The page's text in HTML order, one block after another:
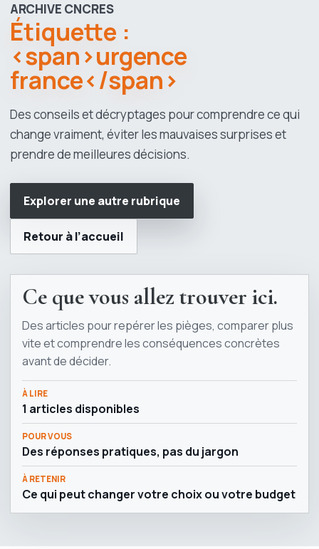
ARCHIVE CNCRES
Étiquette :
<span>urgence
france</span>
Des conseils et décryptages pour comprendre ce qui
change vraiment, éviter les mauvaises surprises et
prendre de meilleures décisions.
Explorer une autre rubrique
Retour à l’accueil
Ce que vous allez trouver ici.
Des articles pour repérer les pièges, comparer plus
vite et comprendre les conséquences concrètes
avant de décider.
À LIRE
1 articles disponibles
POUR VOUS
Des réponses pratiques, pas du jargon
À RETENIR
Ce qui peut changer votre choix ou votre budget